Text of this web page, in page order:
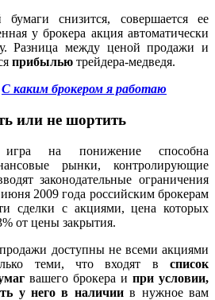
снизится, совершается ее
у брокера акция автоматически
Разница между ценой продажи и
прибылью трейдера-медведя.
С каким брокером я работаю
или не шортить
на понижение способна
рынки, контролирующие
законодательные ограничения
2009 года российским брокерам
сделки с акциями, цена которых
от цены закрытия.
доступны не всеми акциями
теми, что входят в список
вашего брокера и при условии,
у него в наличиив нужное вам